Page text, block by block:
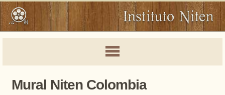
Mural Niten Colombia